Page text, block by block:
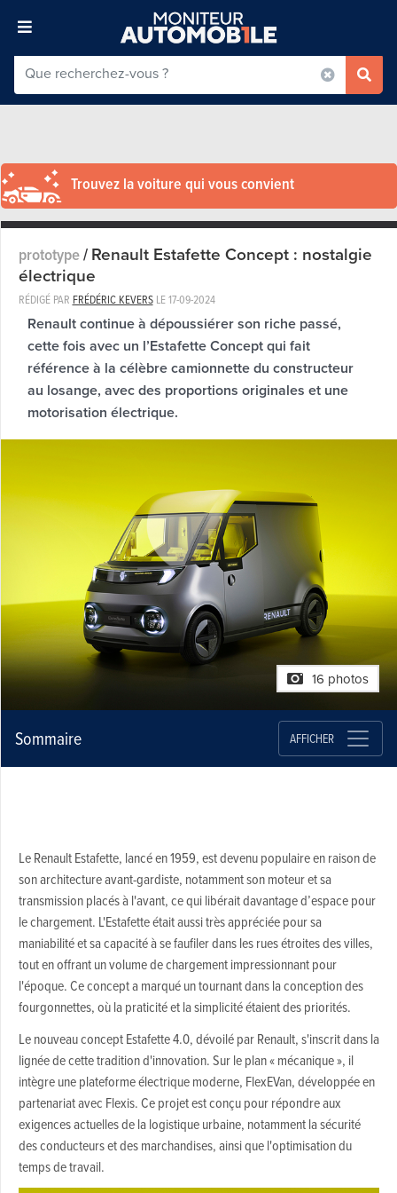
Trouvez la voiture qui vous convient
prototype/Renault Estafette Concept : nostalgie
électrique
RÉDIGÉ PAR FRÉDÉRIC KEVERSLE17-09-2024
Renault continue à dépoussiérer son riche passé,
cette fois avec un l’Estafette Concept qui fait
référence à la célèbre camionnette du constructeur
au losange, avec des proportions originales et une
motorisation électrique.
16 photos
Sommaire AFFICHER
Le Renault Estafette, lancé en 1959, est devenu populaire en raison de
son architecture avant-gardiste, notamment son moteur et sa
transmission placés à l'avant, ce qui libérait davantage d’espace pour
le chargement. L'Estafette était aussi très appréciée pour sa
maniabilité et sa capacité à se faufiler dans les rues étroites des villes,
tout en offrant un volume de chargement impressionnant pour
l'époque. Ce concept a marqué un tournant dans la conception des
fourgonnettes, où la praticité et la simplicité étaient des priorités.
Le nouveau concept Estafette 4.0, dévoilé par Renault, s'inscrit dans la
lignée de cette tradition d'innovation. Sur le plan « mécanique », il
intègre une plateforme électrique moderne, FlexEVan, développée en
partenariat avec Flexis. Ce projet est conçu pour répondre aux
exigences actuelles de la logistique urbaine, notamment la sécurité
des conducteurs et des marchandises, ainsi que l'optimisation du
temps de travail.